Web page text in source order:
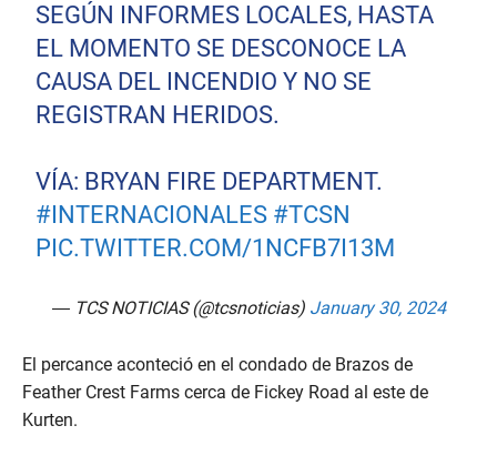
SEGÚN INFORMES LOCALES, HASTA
EL MOMENTO SE DESCONOCE LA
CAUSA DEL INCENDIO Y NO SE
REGISTRAN HERIDOS.
VÍA: BRYAN FIRE DEPARTMENT.
#INTERNACIONALES #TCSN
PIC.TWITTER.COM/1NCFB7I13M
— TCS NOTICIAS (@tcsnoticias) January 30, 2024
El percance aconteció en el condado de Brazos de
Feather Crest Farms cerca de Fickey Road al este de
Kurten.